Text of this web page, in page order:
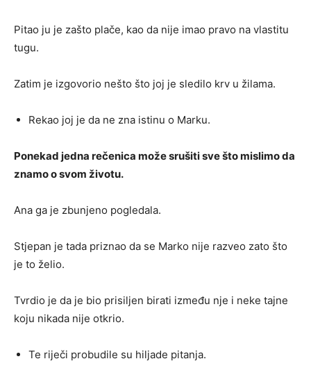
Pitao ju je zašto plače, kao da nije imao pravo na vlastitu
tugu.
Zatim je izgovorio nešto što joj je sledilo krv u žilama.
Rekao joj je da ne zna istinu o Marku.
Ponekad jedna rečenica može srušiti sve što mislimo da
znamo o svom životu.
Ana ga je zbunjeno pogledala.
Stjepan je tada priznao da se Marko nije razveo zato što
je to želio.
Tvrdio je da je bio prisiljen birati između nje i neke tajne
koju nikada nije otkrio.
Te riječi probudile su hiljade pitanja.